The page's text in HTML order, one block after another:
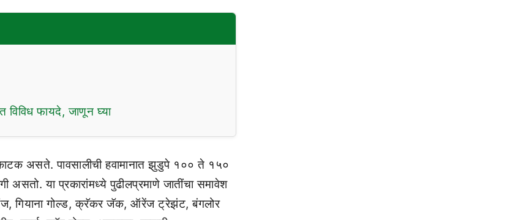
विविध फायदे, जाणून घ्या
असते. पावसालीची हवामानात झुडुपे १०० ते १५०
असतो. या प्रकारांमध्ये पुढीलप्रमाणे जातींचा समावेश
गियाना गोल्ड, क्रॅकर जॅक, ऑरेंज ट्रेझंट, बंगलोर